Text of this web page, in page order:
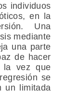
individuos
en la
Una
mediante
una parte
de hacer
la vez que
se
un limitada